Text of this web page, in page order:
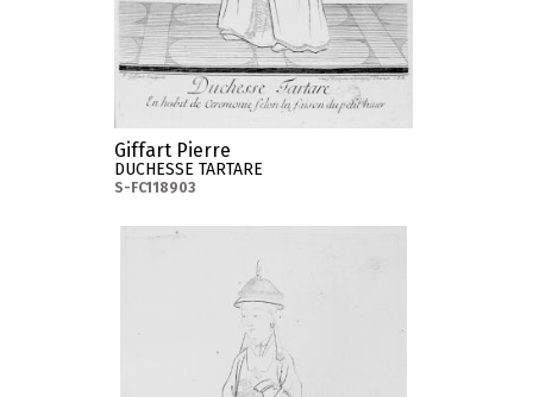
Giffart Pierre
DUCHESSE TARTARE
S-FC118903